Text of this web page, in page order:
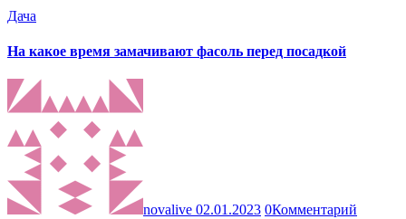
Дача
На какое время замачивают фасоль перед посадкой
novalive 02.01.2023 0Комментарий